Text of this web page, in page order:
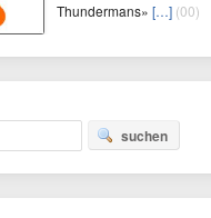
Thundermans» […] (00)
suchen